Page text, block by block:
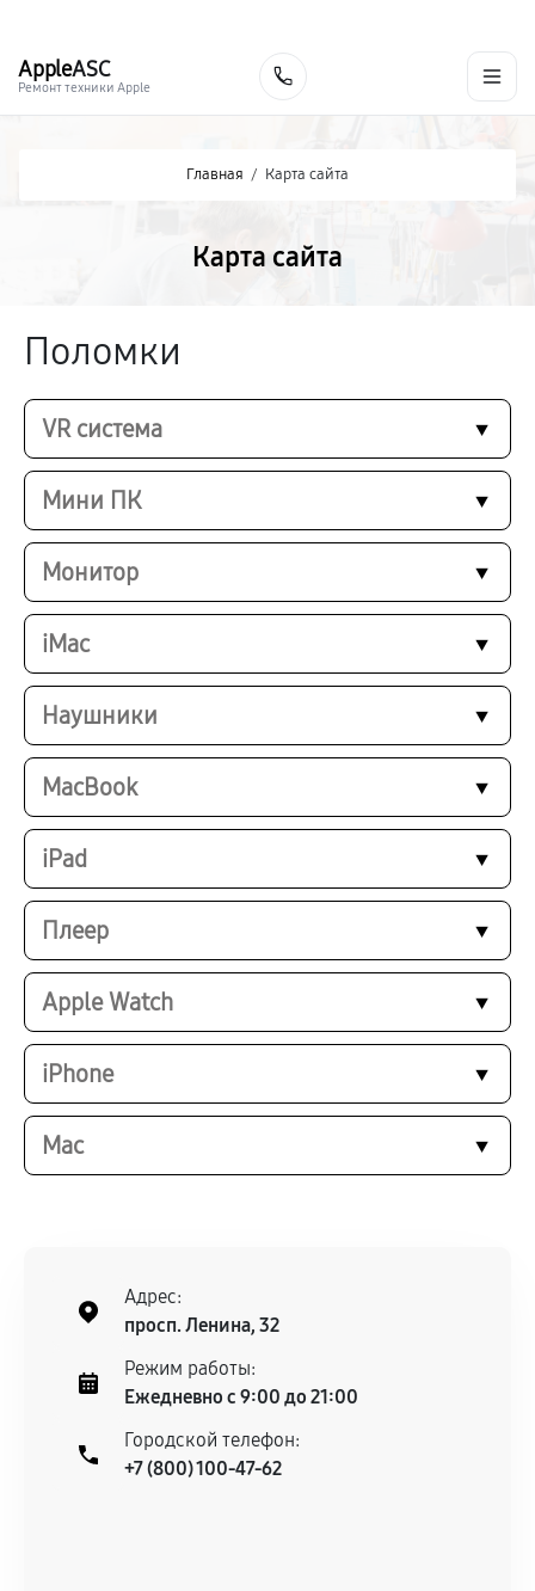
AppleASC
Ремонт техники Apple
Главная / Карта сайта
Карта сайта
Поломки
VR система
Мини ПК
Монитор
iMac
Наушники
MacBook
iPad
Плеер
Apple Watch
iPhone
Mac
Адрес:
просп. Ленина, 32
Режим работы:
Ежедневно с 9:00 до 21:00
Городской телефон:
+7 (800) 100-47-62